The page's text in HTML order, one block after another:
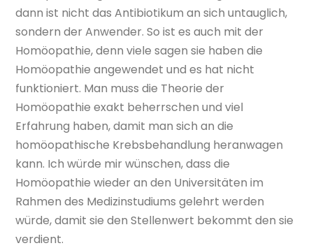
dann ist nicht das Antibiotikum an sich untauglich,
sondern der Anwender. So ist es auch mit der
Homöopathie, denn viele sagen sie haben die
Homöopathie angewendet und es hat nicht
funktioniert. Man muss die Theorie der
Homöopathie exakt beherrschen und viel
Erfahrung haben, damit man sich an die
homöopathische Krebsbehandlung heranwagen
kann. Ich würde mir wünschen, dass die
Homöopathie wieder an den Universitäten im
Rahmen des Medizinstudiums gelehrt werden
würde, damit sie den Stellenwert bekommt den sie
verdient.